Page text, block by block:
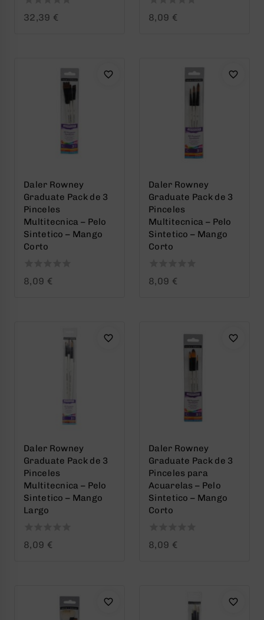
0
32,39 €
0
8,09 €
Daler Rowney
Graduate Pack de 3
Pinceles
Multitecnica – Pelo
Sintetico – Mango
Corto
0
8,09 €
Daler Rowney
Graduate Pack de 3
Pinceles
Multitecnica – Pelo
Sintetico – Mango
Corto
0
8,09 €
Daler Rowney
Graduate Pack de 3
Pinceles
Multitecnica – Pelo
Sintetico – Mango
Largo
0
8,09 €
Daler Rowney
Graduate Pack de 3
Pinceles para
Acuarelas – Pelo
Sintetico – Mango
Corto
0
8,09 €